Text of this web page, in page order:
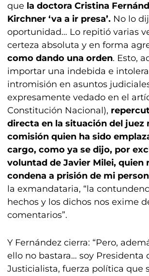
que la doctora Cristina
Kirchner ‘va a ir presa’. No lo
oportunidad… Lo repitió varias
certeza absoluta y en forma
como dando una orden. Esto,
importar una indebida e
intromisión en asuntos
expresamente vedado en el
Constitución Nacional),
directa en la situación del juez
comisión quien ha sido
cargo, como ya se dijo, por
voluntad de Javier Milei, quien
condena a prisión de mi
la exmandataria, “la
hechos y los dichos nos exime
comentarios”.
Y Fernández cierra: “Pero,
ello no bastara… soy Presidenta
Justicialista, fuerza política que